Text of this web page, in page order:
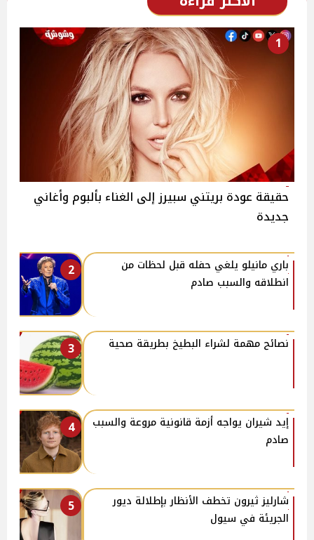
1
حقيقة عودة بريتني سبيرز إلى الغناء بألبوم وأغاني
جديدة
2
باري مانيلو يلغي حفله قبل لحظات من
انطلاقه والسبب صادم
3 نصائح مهمة لشراء البطيخ بطريقة صحية
4
إيد شيران يواجه أزمة قانونية مروعة والسبب
صادم
5
شارليز ثيرون تخطف الأنظار بإطلالة ديور
الجريئة في سيول